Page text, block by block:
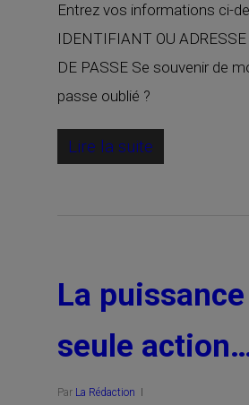
Entrez vos informations ci-
IDENTIFIANT OU
DE PASSE Se souvenir de
passe oublié ?
Lire la suite
La puissance
seule
Par La Rédaction